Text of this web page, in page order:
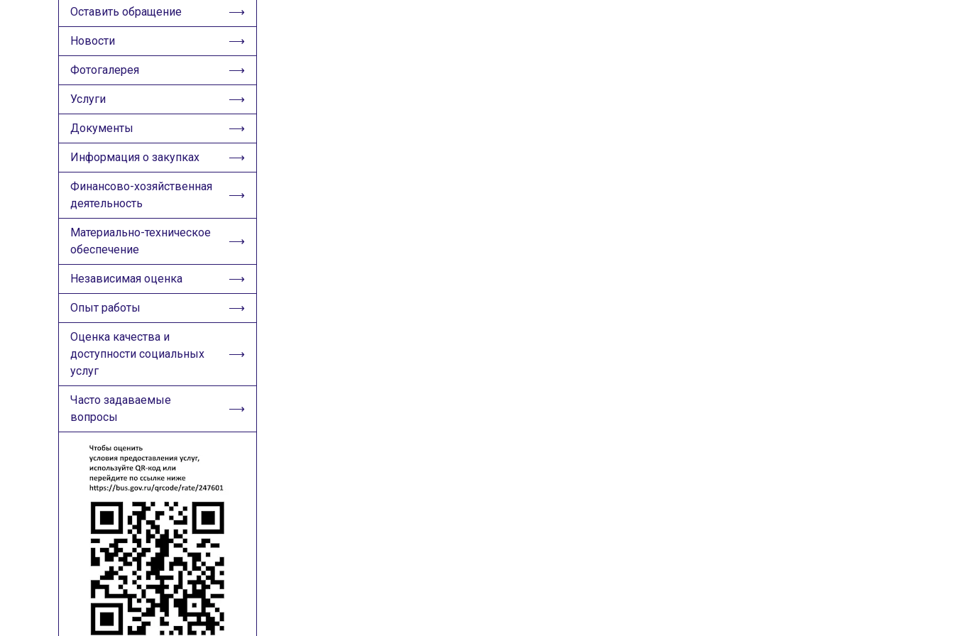
ИЗОБРАЖЕНИЯ
🔊 Включить озвучивание
Настройки по умолчанию
Настройки по умолчанию
Оставить обращение
Новости
Фотогалерея
Услуги
Документы
Информация о закупках
Финансово-хозяйственная
деятельность
Материально-техническое
обеспечение
Независимая оценка
Опыт работы
Оценка качества и
доступности социальных
услуг
Часто задаваемые
вопросы